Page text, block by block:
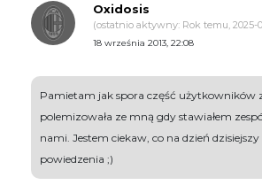
Oxidosis
(ostatnio aktywny: Rok temu, 2025-
18 września 2013, 22:08
Pamietam jak spora część użytkowników
polemizowała ze mną gdy stawiałem
nami. Jestem ciekaw, co na dzień
powiedzenia ;)